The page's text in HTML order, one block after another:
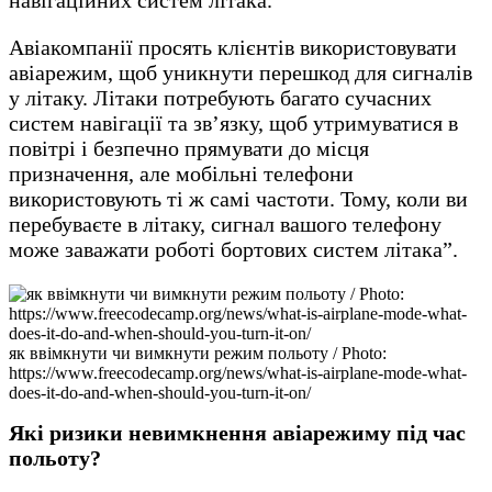
Авіакомпанії просять клієнтів використовувати
авіарежим, щоб уникнути перешкод для сигналів
у літаку. Літаки потребують багато сучасних
систем навігації та зв’язку, щоб утримуватися в
повітрі і безпечно прямувати до місця
призначення, але мобільні телефони
використовують ті ж самі частоти. Тому, коли ви
перебуваєте в літаку, сигнал вашого телефону
може заважати роботі бортових систем літака”.
як ввімкнути чи вимкнути режим польоту / Photo:
https://www.freecodecamp.org/news/what-is-airplane-mode-what-
does-it-do-and-when-should-you-turn-it-on/
Які ризики невимкнення авіарежиму під час
польоту?